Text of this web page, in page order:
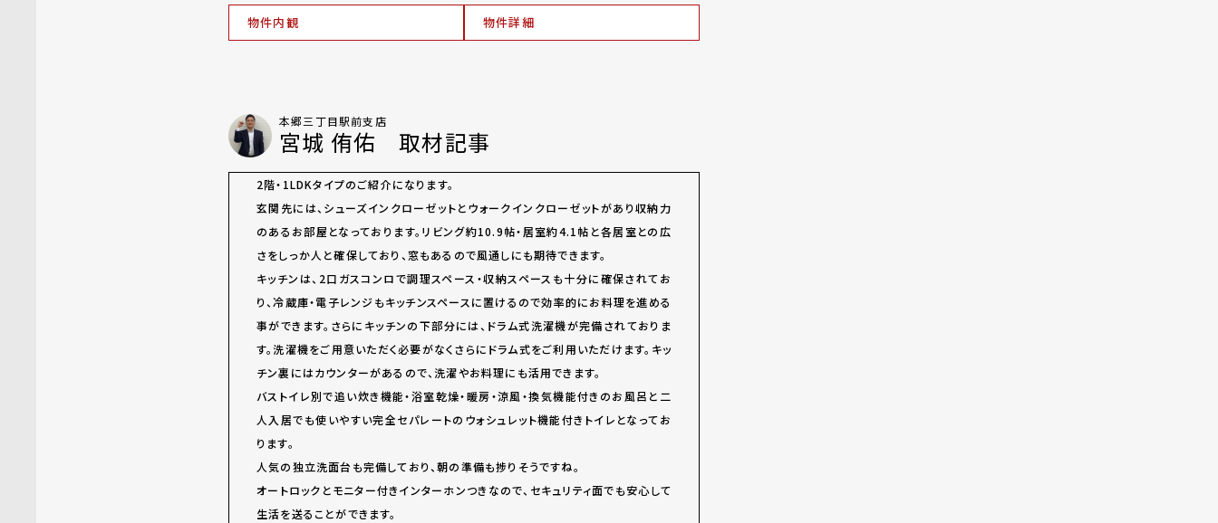
物件内観 物件詳細
本郷三丁目駅前支店
宮城 侑佑 取材記事
2階・1LDKタイプのご紹介になります。
玄関先には、シューズインクローゼットとウォークインクローゼットがあり収納力
のあるお部屋となっております。リビング約10.9帖・居室約4.1帖と各居室との広
さをしっか人と確保しており、窓もあるので風通しにも期待できます。
キッチンは、2口ガスコンロで調理スペース・収納スペースも十分に確保されてお
り、冷蔵庫・電子レンジもキッチンスペースに置けるので効率的にお料理を進める
事ができます。さらにキッチンの下部分には、ドラム式洗濯機が完備されておりま
す。洗濯機をご用意いただく必要がなくさらにドラム式をご利用いただけます。キッ
チン裏にはカウンターがあるので、洗濯やお料理にも活用できます。
バストイレ別で追い炊き機能・浴室乾燥・暖房・涼風・換気機能付きのお風呂と二
人入居でも使いやすい完全セパレートのウォシュレット機能付きトイレとなってお
ります。
人気の独立洗面台も完備しており、朝の準備も捗りそうですね。
オートロックとモニター付きインターホンつきなので、セキュリティ面でも安心して
生活を送ることができます。